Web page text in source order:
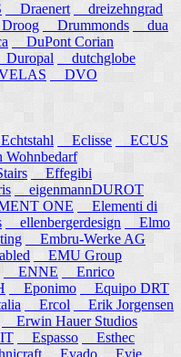
Draenert
dreizehngrad
Drummonds
dua
DuPont Corian
Duropal
dutchglobe
DVO
Eclisse
ECUS
Effegibi
eigenmannDUROT
ONE
Elementi di
ellenbergerdesign
Elmo
Embru-Werke AG
EMU Group
ENNE
Enrico
Eponimo
Equipo DRT
Ercol
Erik Jorgensen
Erwin Hauer Studios
Espasso
Esthec